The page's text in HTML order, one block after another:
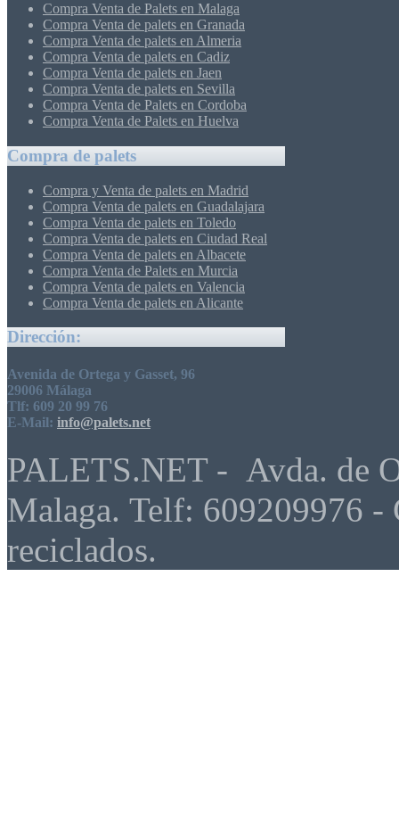
Compra Venta de Palets en Malaga
Compra Venta de palets en Granada
Compra Venta de palets en Almeria
Compra Venta de palets en Cadiz
Compra Venta de palets en Jaen
Compra Venta de palets en Sevilla
Compra Venta de Palets en Cordoba
Compra Venta de Palets en Huelva
Compra de palets
Compra y Venta de palets en Madrid
Compra Venta de palets en Guadalajara
Compra Venta de palets en Toledo
Compra Venta de palets en Ciudad Real
Compra Venta de palets en Albacete
Compra Venta de Palets en Murcia
Compra Venta de palets en Valencia
Compra Venta de palets en Alicante
Dirección:
Avenida de Ortega y Gasset, 96
29006 Málaga
Tlf: 609 20 99 76
E-Mail: info@palets.net
PALETS.NET - Avda. de
Malaga. Telf: 609209976 -
reciclados.